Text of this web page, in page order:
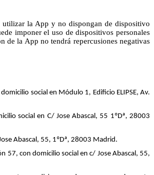
utilizar la App y no dispongan de dispositivo
imponer el uso de dispositivos personales
de la App no tendrá repercusiones negativas
social en Módulo 1, Edificio ELIPSE, Av.
social en C/ Jose Abascal, 55 1ºDª, 28003
Abascal, 55, 1ºDª, 28003 Madrid.
57, con domicilio social en c/ Jose Abascal, 55,